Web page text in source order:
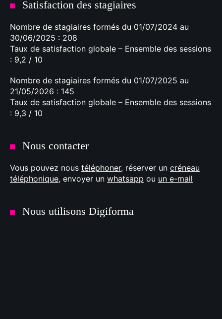
Satisfaction des stagiaires
Nombre de stagiaires formés du 01/07/2024 au
30/06/2025 : 208
Taux de satisfaction globale – Ensemble des sessions
: 9,2 / 10
Nombre de stagiaires formés du 01/07/2025 au
21/05/2026 : 145
Taux de satisfaction globale – Ensemble des sessions
: 9,3 / 10
Nous contacter
Vous pouvez nous téléphoner, réserver un créneau
téléphonique, envoyer un whatsapp ou un e-mail
Nous utilisons Digiforma